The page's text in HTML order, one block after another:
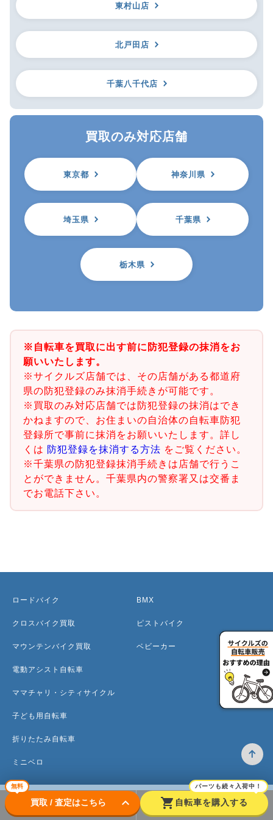
東村山店
北戸田店
千葉八千代店
買取のみ対応店舗
東京都 神奈川県
埼玉県 千葉県
栃木県
※自転車を買取に出す前に防犯登録の抹消をお
願いいたします。
※サイクルズ店舗では、その店舗がある都道府
県の防犯登録のみ抹消手続きが可能です。
※買取のみ対応店舗では防犯登録の抹消はでき
かねますので、お住まいの自治体の自転車防犯
登録所で事前に抹消をお願いいたします。詳し
くは 防犯登録を抹消する方法 をご覧ください。
※千葉県の防犯登録抹消手続きは店舗で行うこ
とができません。千葉県内の警察署又は交番ま
でお電話下さい。
無料
買取 / 査定はこちら keyboard_arrow_down shopping_cart
パーツも続々入荷中！
自転車を購入する
ロードバイク
クロスバイク買取
マウンテンバイク買取
電動アシスト自転車
ママチャリ・シティサイクル
子ども用自転車
折りたたみ自転車
ミニベロ
BMX
ピストバイク
ベビーカー
トップ 高価買取のワケ